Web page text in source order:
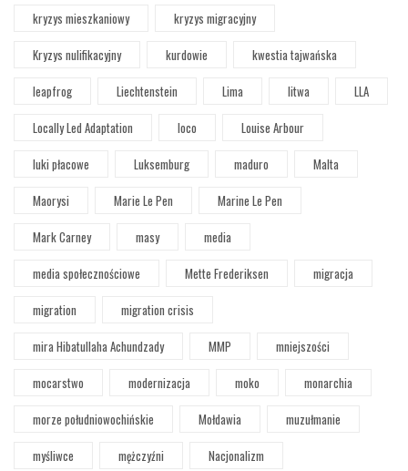
kryzys mieszkaniowy
kryzys migracyjny
Kryzys nulifikacyjny
kurdowie
kwestia tajwańska
leapfrog
Liechtenstein Lima litwa
LLA
Locally Led Adaptation
loco
Louise Arbour
luki płacowe
Luksemburg maduro
Malta
Maorysi
Marie Le Pen
Marine Le Pen
Mark Carney
masy
media
media społecznościowe
Mette Frederiksen
migracja
migration
migration crisis
mira Hibatullaha Achundzady
MMP
mniejszości
mocarstwo
modernizacja moko
monarchia
morze południowochińskie
Mołdawia
muzułmanie
myśliwce
mężczyźni
Nacjonalizm